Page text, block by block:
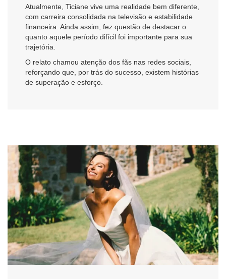
Atualmente, Ticiane vive uma realidade bem diferente,
com carreira consolidada na televisão e estabilidade
financeira. Ainda assim, fez questão de destacar o
quanto aquele período difícil foi importante para sua
trajetória.
O relato chamou atenção dos fãs nas redes sociais,
reforçando que, por trás do sucesso, existem histórias
de superação e esforço.